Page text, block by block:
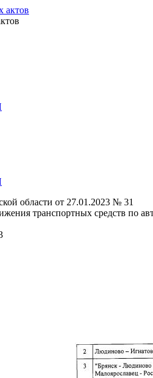
области от 27.01.2023 № 31
транспортных средств по